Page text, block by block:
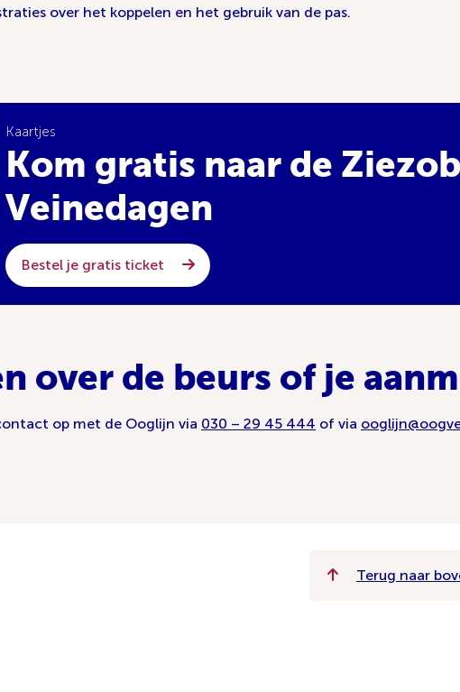
over het koppelen en het gebruik van de pas.
Kaartjes
Kom gratis naar de
Veinedagen
Bestel je gratis ticket
over de beurs of je
op met de Ooglijn via 030 – 29 45 444 of via
Terug naar